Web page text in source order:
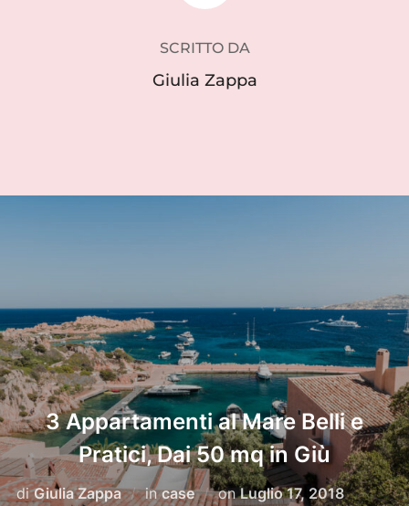
SCRITTO DA
Giulia Zappa
3 Appartamenti al Mare Belli e
Pratici, Dai 50 mq in Giù
diGiulia Zappa incase onPubblicato
Luglio 17, 2018